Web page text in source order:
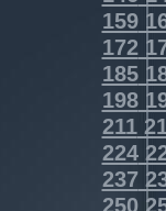
159
172
185
198
211
224
237
250